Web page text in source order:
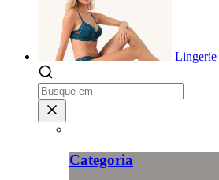
Lingerie
Categoria